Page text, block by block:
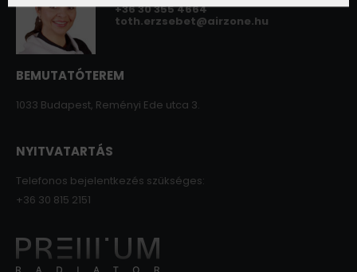
+36 30 355 4664
toth.erzsebet@airzone.hu
BEMUTATÓTEREM
1033 Budapest, Reményi Ede utca 3.
NYITVATARTÁS
Telefonos bejelentkezés szükséges:
+36 30 815 2151